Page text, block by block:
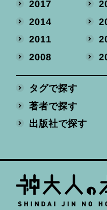
2017
2014
2011
2008
タグで探す
著者で探す
出版社で探す